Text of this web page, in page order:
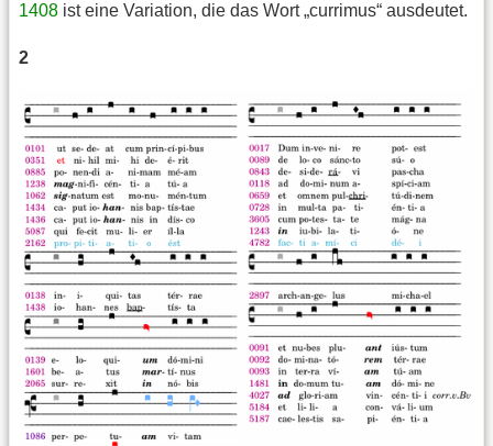
1408 ist eine Variation, die das Wort „currimus“ ausdeutet.
2